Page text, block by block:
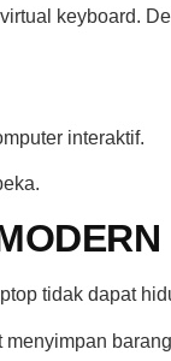
keyboard.
interaktif.
tidak dapat
menyimpan barang